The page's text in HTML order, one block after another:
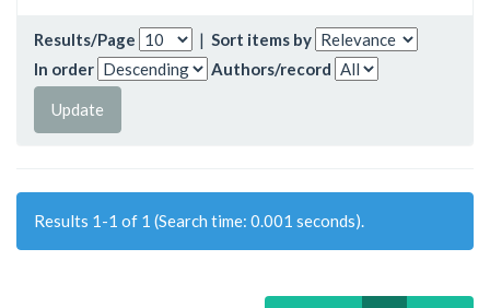
Results/Page | Sort items by
In order
Authors/record
Results 1-1 of 1 (Search time: 0.001 seconds).